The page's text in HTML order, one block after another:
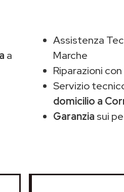
a
Assistenza
Marche
Riparazioni con
Servizio
domicilio a
Garanzia sui